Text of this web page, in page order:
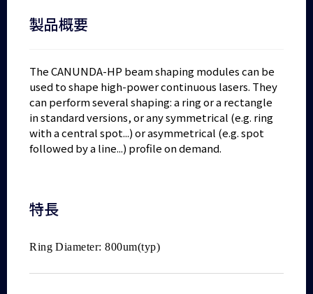
製品概要
The CANUNDA-HP beam shaping modules can be
used to shape high-power continuous lasers. They
can perform several shaping: a ring or a rectangle
in standard versions, or any symmetrical (e.g. ring
with a central spot...) or asymmetrical (e.g. spot
followed by a line...) profile on demand.
特長
Ring Diameter: 800um(typ)